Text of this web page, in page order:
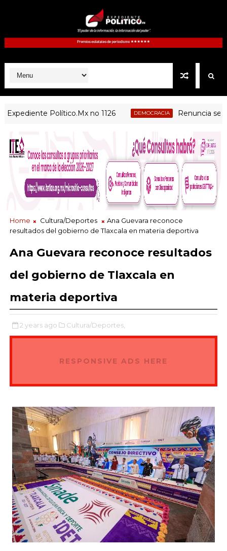
Político.Mx no 1126 DEMOCRACIA Renuncia
Home Cultura/Deportes
Ana Guevara reconoce
resultados del gobierno de Tlaxcala en materia deportiva
Ana Guevara reconoce resultados
del gobierno de Tlaxcala en
materia deportiva
2 years ago Cultura/Deportes,
RESPONSIVE ADS HERE